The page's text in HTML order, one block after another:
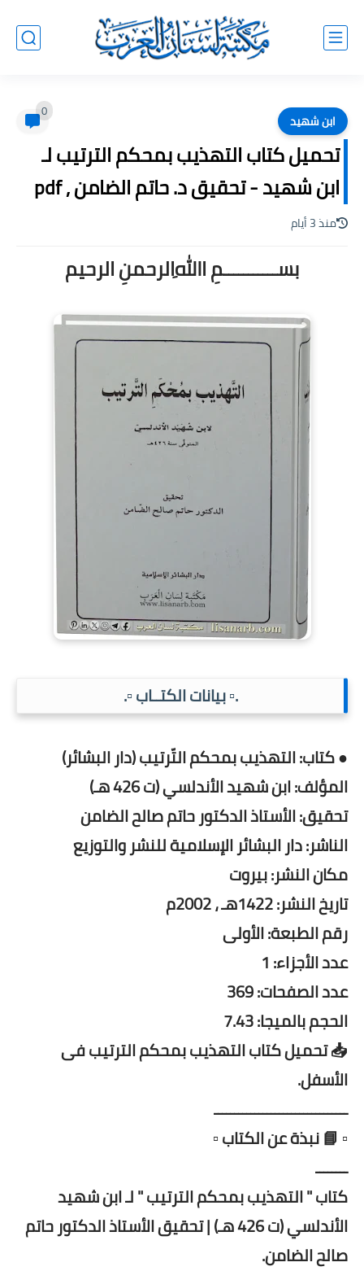
ابن شهيد 0
تحميل كتاب التهذيب بمحكم الترتيب لـ
ابن شهيد - تحقيق د. حاتم الضامن , pdf
منذ 3 أيام
بســـــــــــمِ اﷲِالرحمنِ الرحيم
.▫️ بيانات الكتــاب ▫️.
● كتاب: التهذيب بمحكم التّرتيب (دار البشائر)
المؤلف: ابن شهيد الأندلسي (ت 426 هـ)
تحقيق: الأستاذ الدكتور حاتم صالح الضامن
الناشر: دار البشائر الإسلامية للنشر والتوزيع
مكان النشر: بيروت
تاريخ النشر: 1422هـ ، 2002م
رقم الطبعة: الأولى
عدد الأجزاء: 1
عدد الصفحات: 369
الحجم بالميجا: 7.43
📥 تحميل كتاب التهذيب بمحكم الترتيب فى
الأسفل.
ـــــــــــــــــــــــــــــــــ
▫️ 📘 نبذة عن الكتاب ▫️
ــــــــ
كتاب " التهذيب بمحكم الترتيب " لـ ابن شهيد
الأندلسي (ت 426 هـ) | تحقيق الأستاذ الدكتور حاتم
صالح الضامن.